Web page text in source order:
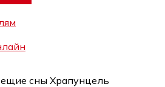
сны Храпунцель